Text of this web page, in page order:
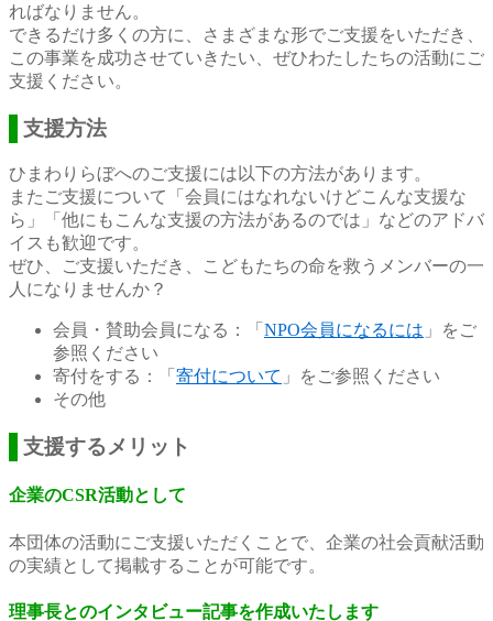
ればなりません。
できるだけ多くの方に、さまざまな形でご支援をいただき、
この事業を成功させていきたい、ぜひわたしたちの活動にご
支援ください。
支援方法
ひまわりらぼへのご支援には以下の方法があります。
またご支援について「会員にはなれないけどこんな支援な
ら」「他にもこんな支援の方法があるのでは」などのアドバ
イスも歓迎です。
ぜひ、ご支援いただき、こどもたちの命を救うメンバーの一
人になりませんか？
会員・賛助会員になる：「 NPO会員になるには 」をご
参照ください
寄付をする：「 寄付について 」をご参照ください
その他
支援するメリット
企業のCSR活動として
本団体の活動にご支援いただくことで、企業の社会貢献活動
の実績として掲載することが可能です。
理事長とのインタビュー記事を作成いたします